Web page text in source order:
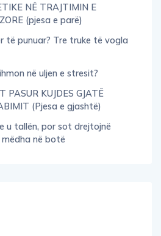
NË TRAJTIMIN E
(pjesa e parë)
të punuar? Tre truke të vogla
në uljen e stresit?
PASUR KUJDES GJATË
(Pjesa e gjashtë)
u tallën, por sot drejtojnë
në botë